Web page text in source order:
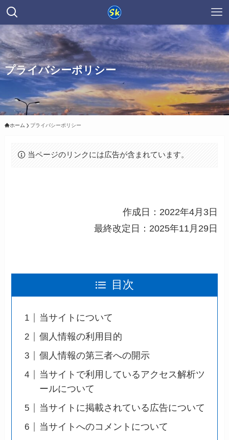
プライバシーポリシー
ホーム プライバシーポリシー
当ページのリンクには広告が含まれています。
作成日：2022年4月3日
最終改定日：2025年11月29日
目次
当サイトについて
個人情報の利用目的
個人情報の第三者への開示
当サイトで利用しているアクセス解析ツ
ールについて
当サイトに掲載されている広告について
当サイトへのコメントについて